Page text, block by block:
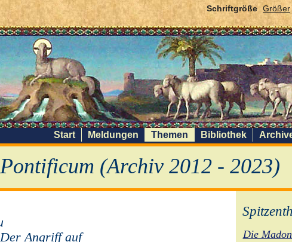
(Archiv 2012 - 2023)
Schriftgröße Größer
Start Meldungen Themen Bibliothek
Angriff auf
Die